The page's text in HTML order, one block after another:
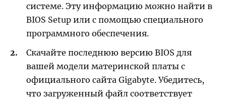
системе. Эту информацию можно найти в
BIOS Setup или с помощью специального
программного обеспечения.
Скачайте последнюю версию BIOS для
вашей модели материнской платы с
официального сайта Gigabyte. Убедитесь,
что загруженный файл соответствует